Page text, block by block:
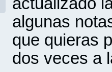
algunas
que quieras
dos veces a